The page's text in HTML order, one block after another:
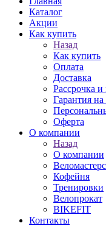
Каталог
Акции
Как купить
Назад
Как купить
Оплата
Доставка
Рассрочка и
Гарантия на
Оферта
О компании
Назад
О компании
Кофейня
Тренировки
Велопрокат
BIKEFIT
Контакты